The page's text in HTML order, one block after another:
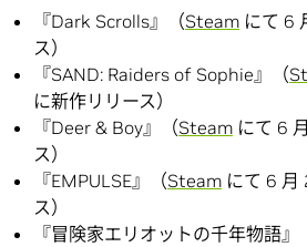
『Dark Scrolls』（Steam にて 6
ス）
『SAND: Raiders of Sophie』（
に新作リリース）
『Deer & Boy』（Steam にて 6
ス）
『EMPULSE』（Steam にて 6 月
ス）
『冒険家エリオットの千年物語』